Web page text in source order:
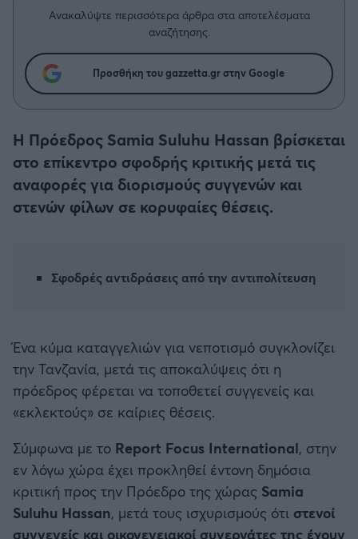
Άρης
Λεβαδειακός
ΟΦΗ
Βόλος
Ατρόμητος Αθηνών
Αστέρας Τρίπολης
Καλαμάτα
Ηρακλής
Μπαρτσελόνα
Ρεάλ Μαδρίτης
Συνεντεύξεις
Μια Ιστορία από την Πόλη
Ανακαλύψτε περισσότερα άρθρα στα αποτελέσματα
αναζήτησης.
Προσθήκη του gazzetta.gr στην Google
Η Πρόεδρος Samia Suluhu Hassan βρίσκεται
στο επίκεντρο σφοδρής κριτικής μετά τις
αναφορές για διορισμούς συγγενών και
στενών φίλων σε κορυφαίες θέσεις.
Σφοδρές αντιδράσεις από την αντιπολίτευση
Ένα κύμα καταγγελιών για νεποτισμό συγκλονίζει
την Τανζανία, μετά τις αποκαλύψεις ότι η
πρόεδρος φέρεται να τοποθετεί συγγενείς και
«εκλεκτούς» σε καίριες θέσεις.
Σύμφωνα με το Report Focus International, στην
εν λόγω χώρα έχει προκληθεί έντονη δημόσια
κριτική προς την Πρόεδρο της χώρας Samia
Suluhu Hassan, μετά τους ισχυρισμούς ότι στενοί
συγγενείς και οικογενειακοί συνεργάτες της έχουν